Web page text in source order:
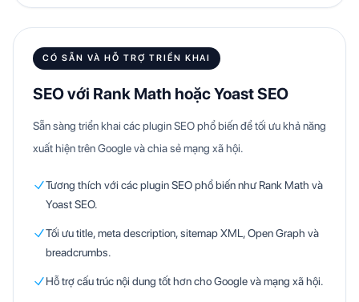
CÓ SẴN VÀ HỖ TRỢ TRIỂN KHAI
SEO với Rank Math hoặc Yoast SEO
Sẵn sàng triển khai các plugin SEO phổ biến để tối ưu khả năng
xuất hiện trên Google và chia sẻ mạng xã hội.
Tương thích với các plugin SEO phổ biến như Rank Math và
Yoast SEO.
Tối ưu title, meta description, sitemap XML, Open Graph và
breadcrumbs.
Hỗ trợ cấu trúc nội dung tốt hơn cho Google và mạng xã hội.